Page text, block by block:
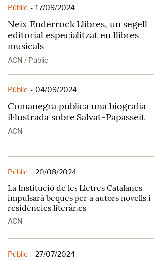
Públic - 17/09/2024
Neix Enderrock Llibres, un segell
editorial especialitzat en llibres
musicals
ACN / Públic
Públic - 04/09/2024
Comanegra publica una biografia
il·lustrada sobre Salvat-Papasseit
ACN
Públic - 20/08/2024
La Institució de les Lletres Catalanes
impulsarà beques per a autors novells i
residències literàries
ACN
Públic - 27/07/2024